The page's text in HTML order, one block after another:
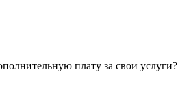
плату за свои услуги?